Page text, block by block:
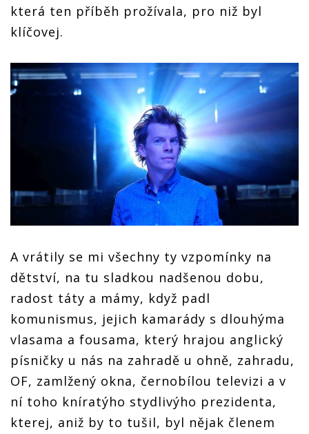
která ten příběh prožívala, pro niž byl
klíčovej.
A vrátily se mi všechny ty vzpomínky na
dětství, na tu sladkou nadšenou dobu,
radost táty a mámy, když padl
komunismus, jejich kamarády s dlouhýma
vlasama a fousama, který hrajou anglický
písničky u nás na zahradě u ohně, zahradu,
OF, zamlžený okna, černobílou televizi a v
ní toho kníratýho stydlivýho prezidenta,
kterej, aniž by to tušil, byl nějak členem